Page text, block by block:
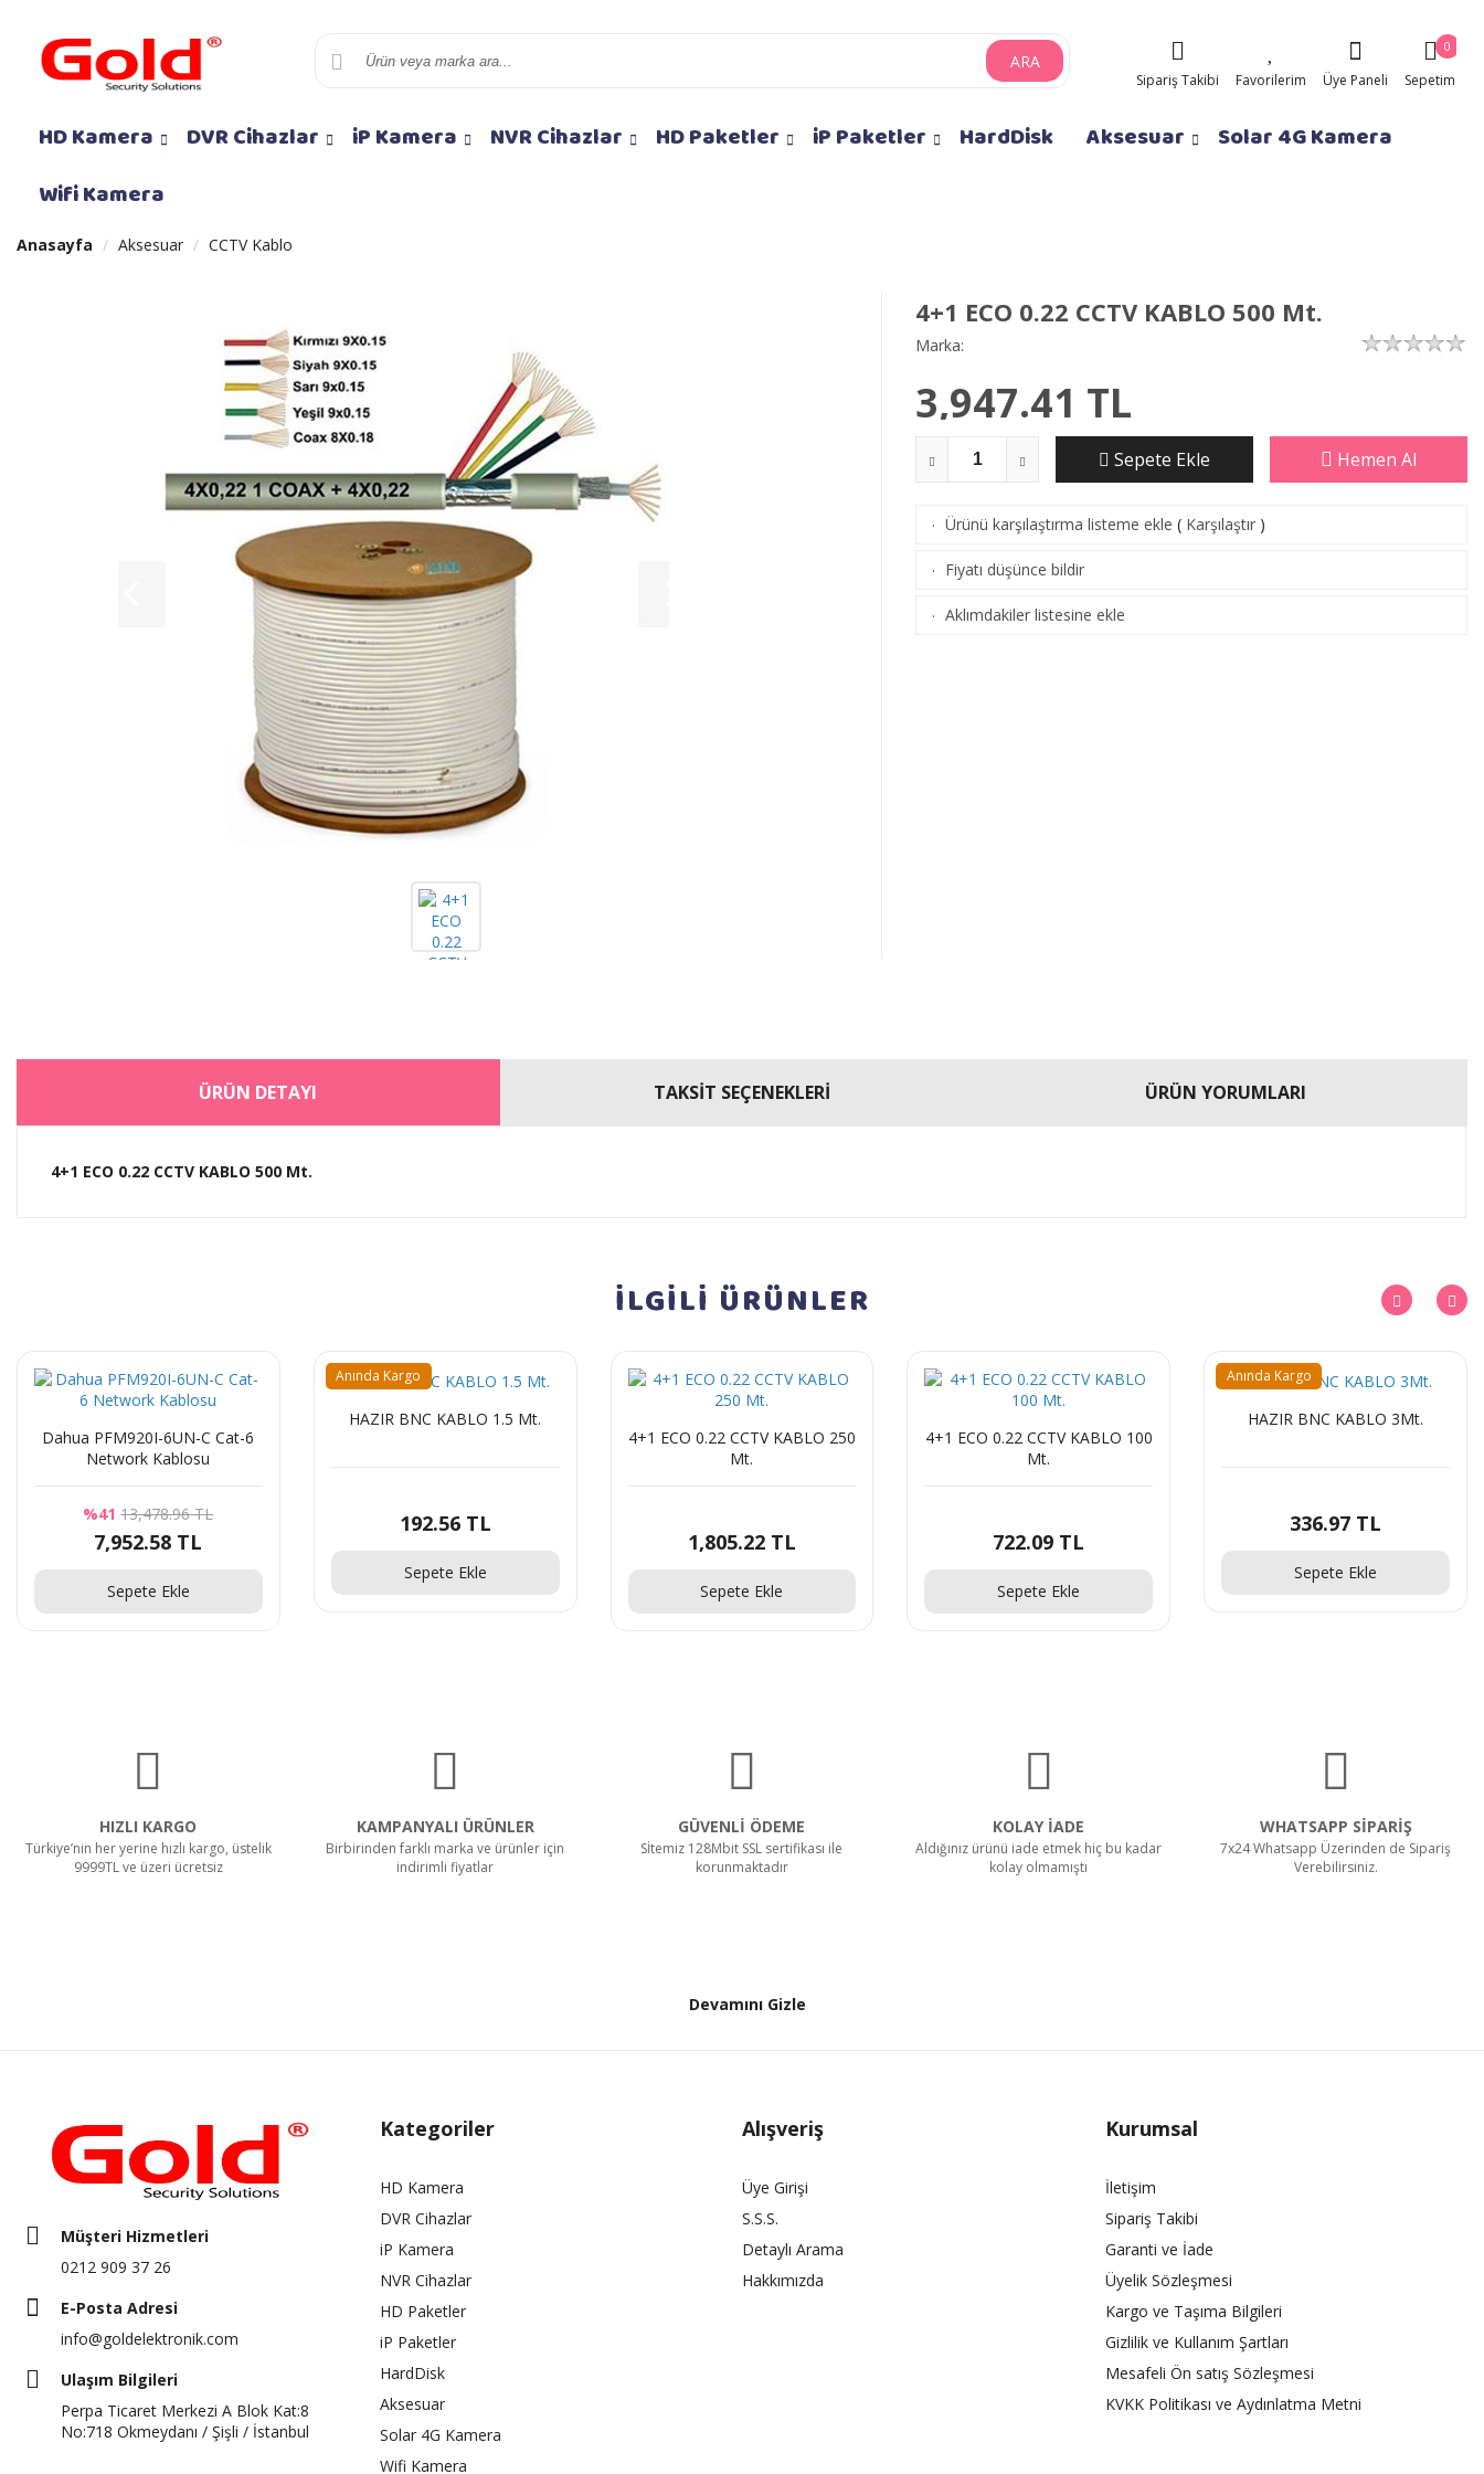
ARA
Sipariş Takibi Favorilerim Üye Paneli Sepetim
0
HD Kamera DVR Cihazlar iP Kamera NVR Cihazlar HD Paketler iP Paketler HardDisk Aksesuar
Solar 4G Kamera
Wifi Kamera
Anasayfa Aksesuar CCTV Kablo
4+1 ECO 0.22 CCTV KABLO 500 Mt.
Marka:
3,947.41 TL
Sepete Ekle Hemen Al
· Ürünü karşılaştırma listeme ekle ( Karşılaştır )
· Fiyatı düşünce bildir
· Aklımdakiler listesine ekle
ÜRÜN DETAYI TAKSİT SEÇENEKLERİ ÜRÜN YORUMLARI
4+1 ECO 0.22 CCTV KABLO 500 Mt.
İLGİLİ ÜRÜNLER
Dahua PFM920I-6UN-C Cat-6
Network Kablosu
%41 13,478.96 TL
7,952.58 TL
Sepete Ekle
HAZIR BNC KABLO 1.5 Mt.
192.56 TL
Anında Kargo
Sepete Ekle
4+1 ECO 0.22 CCTV KABLO 250
Mt.
1,805.22 TL
Sepete Ekle
4+1 ECO 0.22 CCTV KABLO 100
Mt.
722.09 TL
Sepete Ekle
HAZIR BNC KABLO 3Mt.
336.97 TL
Anında Kargo
Sepete Ekle
HIZLI KARGO
Türkiye’nin her yerine hızlı kargo, üstelik
9999TL ve üzeri ücretsiz
KAMPANYALI ÜRÜNLER
Birbirinden farklı marka ve ürünler için
indirimli fiyatlar
GÜVENLİ ÖDEME
Sİtemiz 128Mbit SSL sertifikası ile
korunmaktadır
KOLAY İADE
Aldığınız ürünü iade etmek hiç bu kadar
kolay olmamıştı
WHATSAPP SİPARİŞ
7x24 Whatsapp Üzerinden de Sipariş
Verebilirsiniz.
Devamını Gizle
Müşteri Hizmetleri
0212 909 37 26
E-Posta Adresi
info@goldelektronik.com
Ulaşım Bilgileri
Perpa Ticaret Merkezi A Blok Kat:8
No:718 Okmeydanı / Şişli / İstanbul
Kategoriler
HD Kamera
DVR Cihazlar
iP Kamera
NVR Cihazlar
HD Paketler
iP Paketler
HardDisk
Aksesuar
Solar 4G Kamera
Wifi Kamera
Alışveriş
Üye Girişi
S.S.S.
Detaylı Arama
Hakkımızda
Kurumsal
İletişim
Sipariş Takibi
Garanti ve İade
Üyelik Sözleşmesi
Kargo ve Taşıma Bilgileri
Gizlilik ve Kullanım Şartları
Mesafeli Ön satış Sözleşmesi
KVKK Politikası ve Aydınlatma Metni